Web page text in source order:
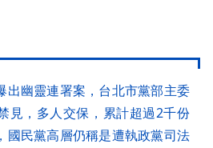
出幽靈連署案，台北市黨部主委
見，多人交保，累計超過2千份
國民黨高層仍稱是遭執政黨司法